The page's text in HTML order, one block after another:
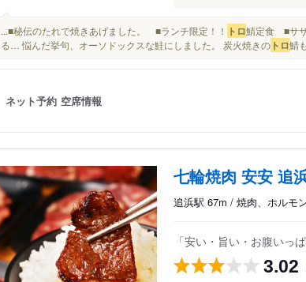
...■秘伝のたれで焼きあげました。 ■ランチ限定！！ トロ鯖定食 ■サ
る… 悩んだ挙句、オーソドックスな鮭にしました。 炭火焼きの トロ鯖
ネット予約 空席情報
七輪焼肉 安安 追
追浜駅 67m / 焼肉、ホルモ
「安い・旨い・お腹いっ
3.02